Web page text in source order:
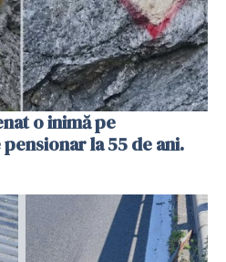
o inimă pe
la 55 de ani.